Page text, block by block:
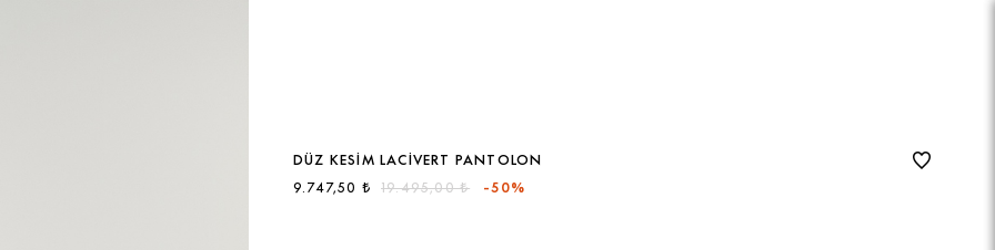
DÜZ KESIM LACIVERT PANTOLON
19.495,00 ₺
9.747,50 ₺ -50%